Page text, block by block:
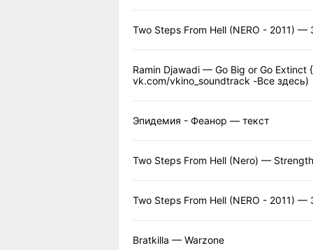
Two Steps From Hell (NERO - 2011) —
Ramin Djawadi — Go Big or Go Extinct
vk.com/vkino_soundtrack -Все здесь)
Эпидемия - Феанор — текст
Two Steps From Hell (Nero) —
Two Steps From Hell (NERO - 2011) —
Bratkilla — Warzone